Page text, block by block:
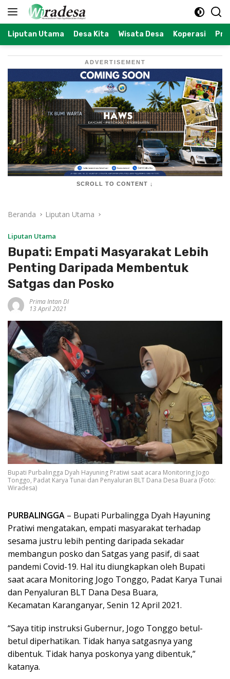
Langsung
Liputan Utama Desa Kita Wisata Desa Koperasi
ADVERTISEMENT
SCROLL TO CONTENT ↓
Beranda Liputan Utama
Liputan Utama
Bupati: Empati Masyarakat Lebih
Penting Daripada Membentuk
Satgas dan Posko
Prima Intan DI
13 April 2021
Bupati Purbalingga Dyah Hayuning Pratiwi saat acara Monitoring Jogo
Tonggo, Padat Karya Tunai dan Penyaluran BLT Dana Desa Buara (Foto:
Wiradesa)
PURBALINGGA – Bupati Purbalingga Dyah Hayuning
Pratiwi mengatakan, empati masyarakat terhadap
sesama justru lebih penting daripada sekadar
membangun posko dan Satgas yang pasif, di saat
pandemi Covid-19. Hal itu diungkapkan oleh Bupati
saat acara Monitoring Jogo Tonggo, Padat Karya Tunai
dan Penyaluran BLT Dana Desa Buara,
Kecamatan Karanganyar, Senin 12 April 2021.
“Saya titip instruksi Gubernur, Jogo Tonggo betul-
betul diperhatikan. Tidak hanya satgasnya yang
dibentuk. Tidak hanya poskonya yang dibentuk,”
katanya.